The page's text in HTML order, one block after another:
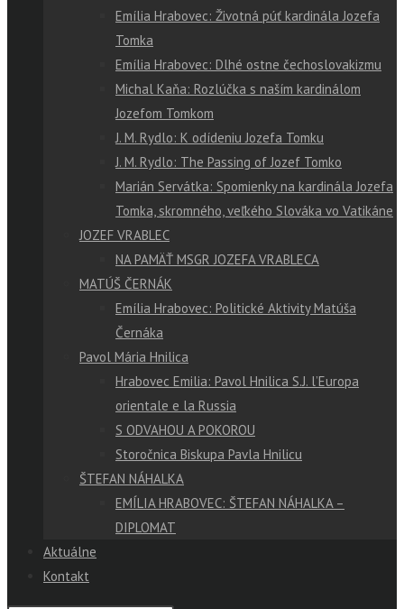
Emília Hrabovec: Životná púť kardinála Jozefa
Tomka
Emília Hrabovec: Dlhé ostne čechoslovakizmu
Michal Kaňa: Rozlúčka s naším kardinálom
Jozefom Tomkom
J. M. Rydlo: K odídeniu Jozefa Tomku
J. M. Rydlo: The Passing of Jozef Tomko
Marián Servátka: Spomienky na kardinála Jozefa
Tomka, skromného, veľkého Slováka vo Vatikáne
JOZEF VRABLEC
NA PAMÄŤ MSGR JOZEFA VRABLECA
MATÚŠ ČERNÁK
Emília Hrabovec: Politické Aktivity Matúša
Černáka
Pavol Mária Hnilica
Hrabovec Emilia: Pavol Hnilica S.J. l’Europa
orientale e la Russia
S ODVAHOU A POKOROU
Storočnica Biskupa Pavla Hnilicu
ŠTEFAN NÁHALKA
EMÍLIA HRABOVEC: ŠTEFAN NÁHALKA –
DIPLOMAT
Aktuálne
Kontakt